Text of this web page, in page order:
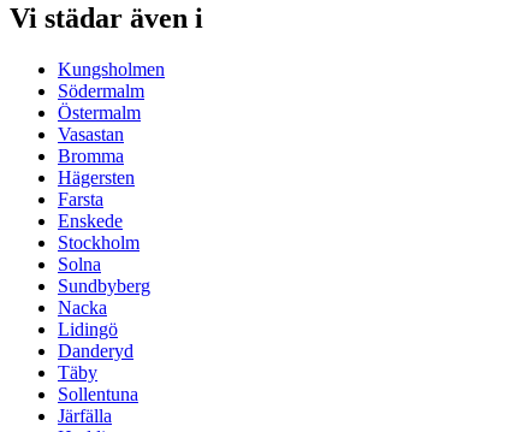
Vi städar även i
Kungsholmen
Södermalm
Östermalm
Vasastan
Bromma
Hägersten
Farsta
Enskede
Stockholm
Solna
Sundbyberg
Nacka
Lidingö
Danderyd
Täby
Sollentuna
Järfälla